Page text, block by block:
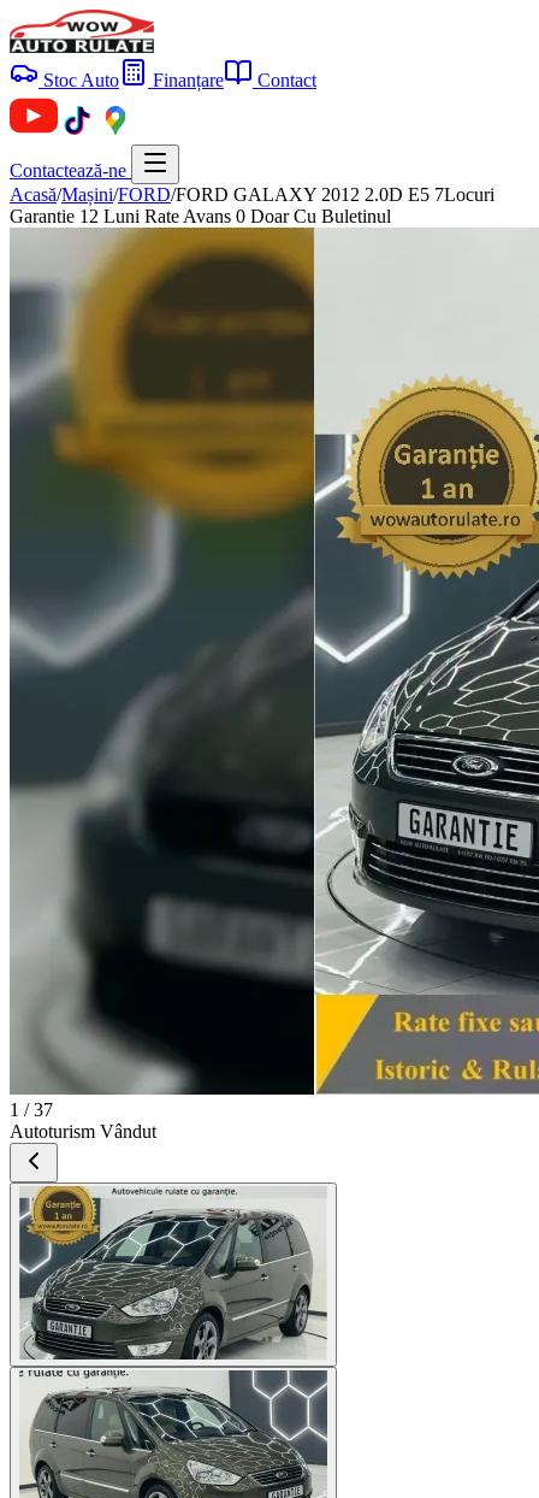
Stoc Auto Finanțare Contact
Contactează-ne
Acasă/Mașini/FORD/FORD GALAXY 2012 2.0D E5 7Locuri
Garantie 12 Luni Rate Avans 0 Doar Cu Buletinul
1 / 37
Autoturism Vândut